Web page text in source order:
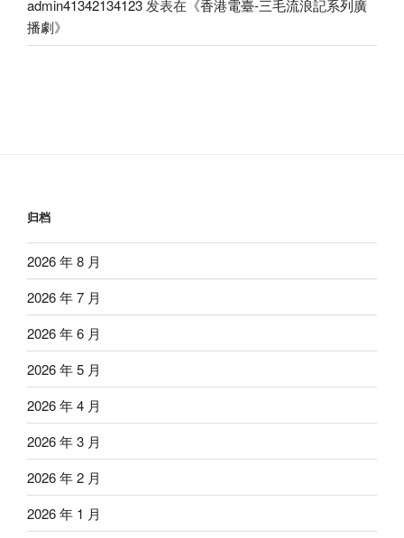
admin41342134123发表在《香港電臺-三毛流浪記系列廣
播劇》
归档
2026 年 8 月
2026 年 7 月
2026 年 6 月
2026 年 5 月
2026 年 4 月
2026 年 3 月
2026 年 2 月
2026 年 1 月